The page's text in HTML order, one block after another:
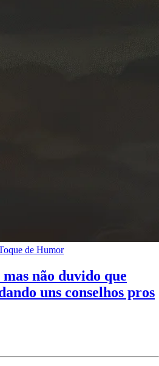
de Humor
não duvido que
uns conselhos pros